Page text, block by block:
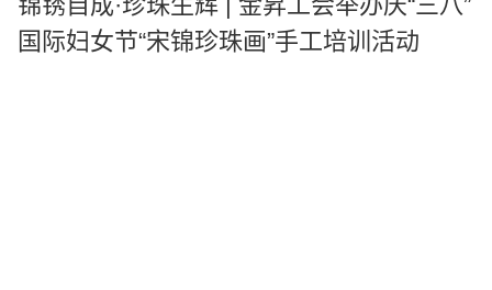
国际妇女节“宋锦珍珠画”手工培训活动